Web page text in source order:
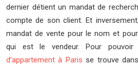
dernier détient un mandat de
compte de son client. Et
mandat de vente pour le nom et
qui est le vendeur. Pour pouvoir
d’appartement à Paris se trouve